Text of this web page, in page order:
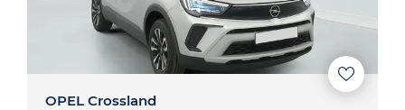
OPEL Crossland